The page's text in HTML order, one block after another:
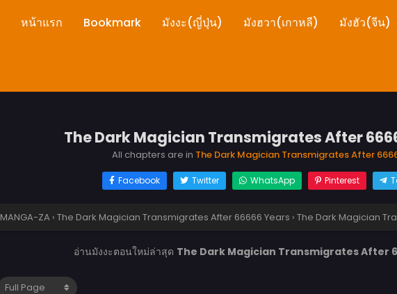
หน้าแรก Bookmark มังงะ(ญี่ปุ่น) มังฮวา(เกาหลี) มังฮัว(จีน)
The Dark Magician Transmigrates After
All chapters are in The Dark Magician Transmigrates After
Facebook Twitter WhatsApp Pinterest
MANGA-ZA › The Dark Magician Transmigrates After 66666 Years › The Dark Magician
อ่านมังงะตอนใหม่ล่าสุด The Dark Magician Transmigrates After